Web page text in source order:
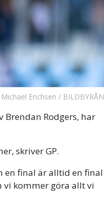
Michael Erichsen / BILDBYRÅN
Brendan Rodgers, har
skriver GP.
en final är alltid en final
vi kommer göra allt vi